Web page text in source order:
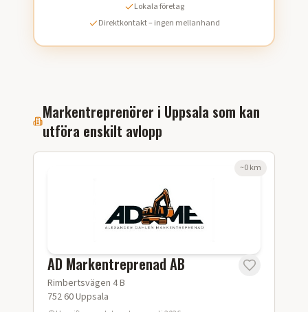
Lokala företag
Direktkontakt – ingen mellanhand
Markentreprenörer i Uppsala som kan
utföra enskilt avlopp
AD Markentreprenad AB
Rimbertsvägen 4 B
752 60Uppsala
~0km